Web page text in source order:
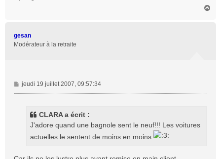
gesan
Modérateur à la retraite
M
e
jeudi 19 juillet 2007, 09:57:34
CLARA a écrit :
J'adore quand une bagnole sent le neuf!!! Les voitures
actuelles le sentent de moins en moins